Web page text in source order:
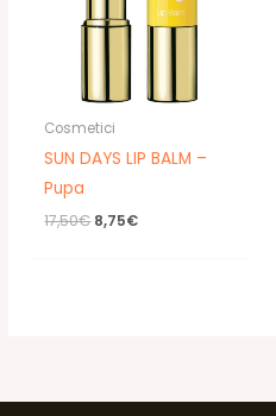
Cosmetici
SUN DAYS LIP BALM –
Pupa
17,50€ Il
8,75€Il